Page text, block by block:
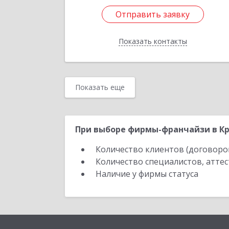
Отправить заявку
Показать контакты
Отправить заявку
Назад
Показать еще
При выборе фирмы-франчайзи в
Количество клиентов
Количество специалистов,
Наличие у фирмы статуса